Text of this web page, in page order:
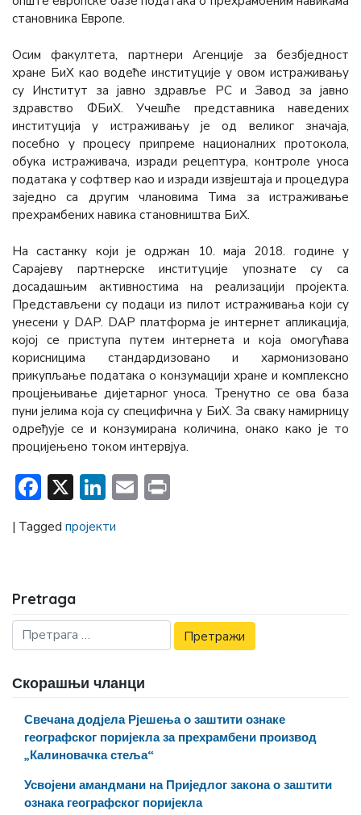
становника Европе.
Осим факултета, партнери Агенције за безбједност
хране БиХ као водеће институције у овом истраживању
су Институт за јавно здравље РС и Завод за јавно
здравство ФБиХ. Учешће представника наведених
институција у истраживању је од великог значаја,
посебно у процесу припреме националних протокола,
обука истраживача, изради рецептура, контроле уноса
података у софтвер као и изради извјештаја и процедура
заједно са другим члановима Тима за истраживање
прехрамбених навика становништва БиХ.
На састанку који је одржан 10. маја 2018. године у
Сарајеву партнерске институције упознате су са
досадашњим активностима на реализацији пројекта.
Представљени су подаци из пилот истраживања који су
унесени у DAP. DAP платформа је интернет апликација,
којој се приступа путем интернета и која омогућава
корисницима стандардизовано и хармонизовано
прикупљање података о конзумацији хране и комплексно
процјењивање дијетарног уноса. Тренутно се ова база
пуни јелима која су специфична у БиХ. За сваку намирницу
одређује се и конзумирана количина, онако како је то
процијењено током интервјуа.
Facebook
X LinkedIn
Email
| Tagged пројекти
Pretraga
Скорашњи чланци
Свечана додјела Рјешења о заштити ознаке
географског поријекла за прехрамбени производ
„Калиновачка стеља“
Усвојени амандмани на Приједлог закона о заштити
ознака географског поријекла